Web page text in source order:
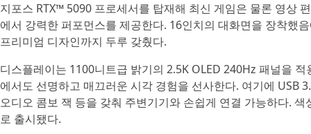
지포스 RTX™ 5090 프로세서를 탑재해 최신 게임은 물론 영상
에서 강력한 퍼포먼스를 제공한다. 16인치의 대화면을 장착했
프리미엄 디자인까지 두루 갖췄다.
디스플레이는 1100니트급 밝기의 2.5K OLED 240Hz 패널을
에서도 선명하고 매끄러운 시각 경험을 선사한다. 여기에 USB
오디오 콤보 잭 등을 갖춰 주변기기와 손쉽게 연결 가능하다.
로 출시됐다.